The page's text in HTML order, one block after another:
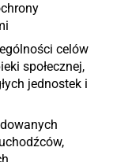
celów
społecznej,
jednostek i